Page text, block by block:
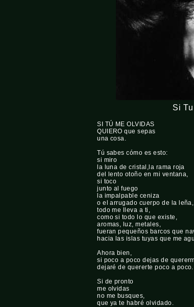
Si
SI TÚ ME OLVIDAS
QUIERO que sepas
una cosa.
Tú sabes cómo es esto:
si miro
la luna de cristal,la rama roja
del lento otoño en mi ventana,
si toco
junto al fuego
la impalpable ceniza
o el arrugado cuerpo de la leña,
todo me lleva a ti,
como si todo lo que existe,
aromas, luz, metales,
fueran pequeños barcos que
hacia las islas tuyas que me
Ahora bien,
si poco a poco dejas de
dejaré de quererte poco a poco.
Si de pronto
me olvidas
no me busques,
que ya te habré olvidado.